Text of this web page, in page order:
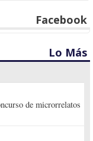
Facebook
Lo Más
de microrrelatos